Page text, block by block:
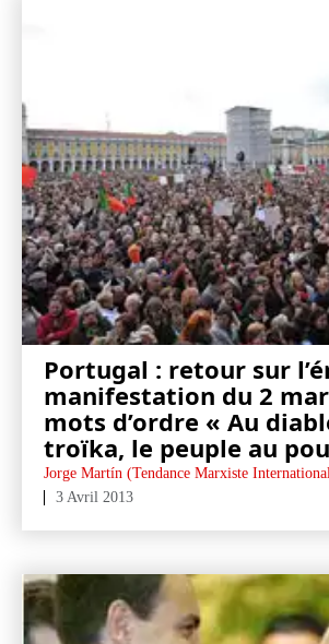
Portugal : retour sur
manifestation du 2
mots d’ordre « Au
troïka, le peuple au
Jorge Martín (Tendance Marxiste
3 Avril 2013